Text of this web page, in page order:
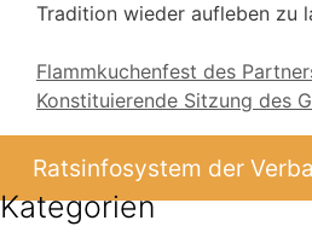
Tradition wieder aufleben zu
Flammkuchenfest des
Konstituierende Sitzung des
Ratsinfosystem der
Kategorien